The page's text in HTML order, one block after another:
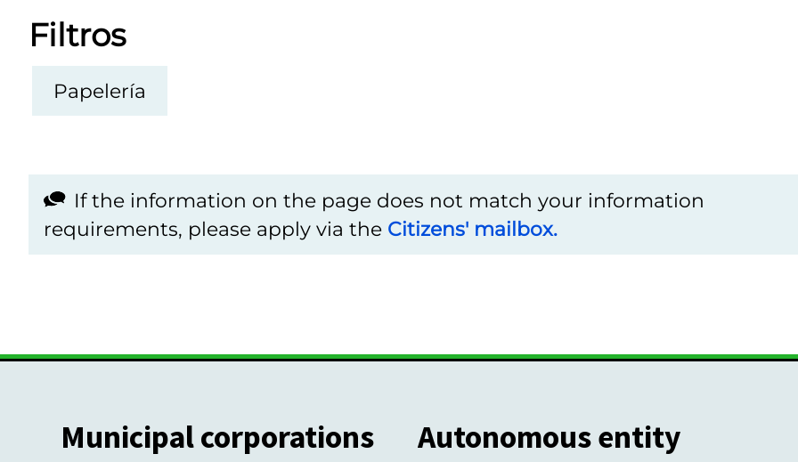
Filtros
Papelería
If the information on the page does not match your information
requirements, please apply via the Citizens' mailbox.
Municipal corporations Autonomous entity